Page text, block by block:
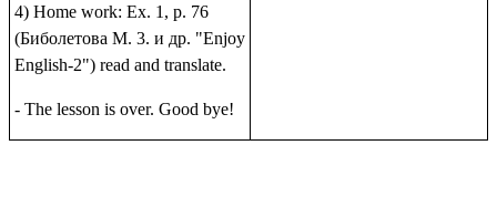
4) Home work: Ex. 1, p. 76
(Бибoлeтoвa M. 3. и др. "Enjoy
English-2") read and translate.
- The lesson is over. Good bye!